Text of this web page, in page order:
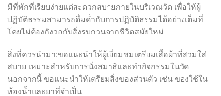
มีที่พักที่เรียบง่ายแต่สะดวกสบายภายในบริเวณวัด เพื่อให้ผู้
ปฏิบัติธรรมสามารถดื่มด่ำกับการปฏิบัติธรรมได้อย่างเต็มที่
โดยไม่ต้องกังวลกับสิ่งรบกวนจากชีวิตสมัยใหม่
สิ่งที่ควรนำมา:ขอแนะนำให้ผู้เยี่ยมชมเตรียมเสื้อผ้าที่สวมใส่
สบาย เหมาะสำหรับการนั่งสมาธิและทำกิจกรรมในวัด
นอกจากนี้ ขอแนะนำให้เตรียมสิ่งของส่วนตัว เช่น ของใช้ใน
ห้องน้ำและยาที่จำเป็น